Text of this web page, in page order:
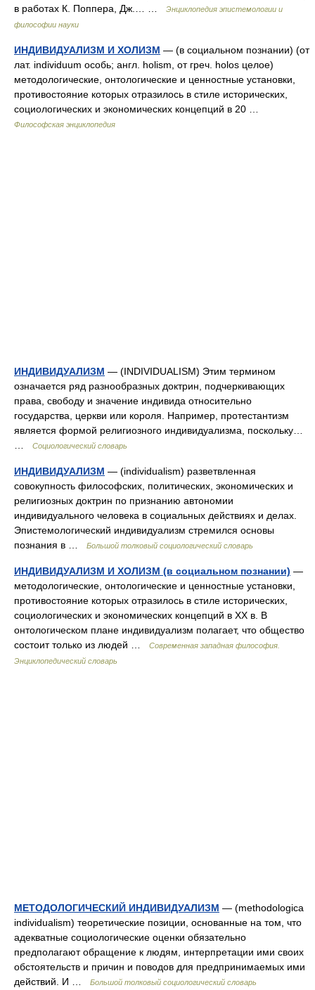
в работах К. Поппера, Дж.… …
Энциклопедия эпистемологии и
философии науки
ИНДИВИДУАЛИЗМ И ХОЛИЗМ — (в социальном познании) (от
лат. individuum особь; англ. holism, от греч. holos целое)
методологические, онтологические и ценностные установки,
противостояние которых отразилось в стиле исторических,
социологических и экономических концепций в 20 …
Философская энциклопедия
ИНДИВИДУАЛИЗМ — (INDIVIDUALISM) Этим термином
означается ряд разнообразных доктрин, подчеркивающих
права, свободу и значение индивида относительно
государства, церкви или короля. Например, протестантизм
является формой религиозного индивидуализма, поскольку…
Социологический словарь
ИНДИВИДУАЛИЗМ — (individualism) разветвленная
совокупность философских, политических, экономических и
религиозных доктрин по признанию автономии
индивидуального человека в социальных действиях и делах.
Эпистемологический индивидуализм стремился основы
познания в …
Большой толковый социологический словарь
ИНДИВИДУАЛИЗМ И ХОЛИЗМ (в социальном познании) —
методологические, онтологические и ценностные установки,
противостояние которых отразилось в стиле исторических,
социологических и экономических концепций в XX в. В
онтологическом плане индивидуализм полагает, что общество
состоит только из людей …
Современная западная философия.
Энциклопедический словарь
МЕТОДОЛОГИЧЕСКИЙ ИНДИВИДУАЛИЗМ — (methodologica
individualism) теоретические позиции, основанные на том, что
адекватные социологические оценки обязательно
предполагают обращение к людям, интерпретации ими своих
обстоятельств и причин и поводов для предпринимаемых ими
действий. И …
Большой толковый социологический словарь